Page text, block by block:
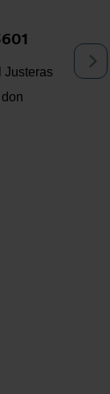
Justeras